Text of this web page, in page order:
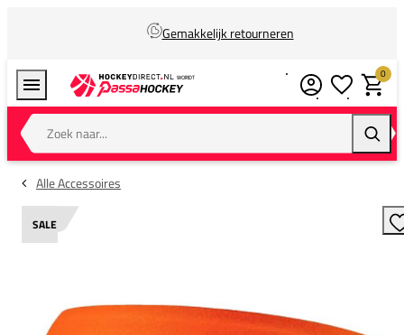
Gemakkelijk retourneren
Zoek naar...
0
Alle Accessoires
SALE